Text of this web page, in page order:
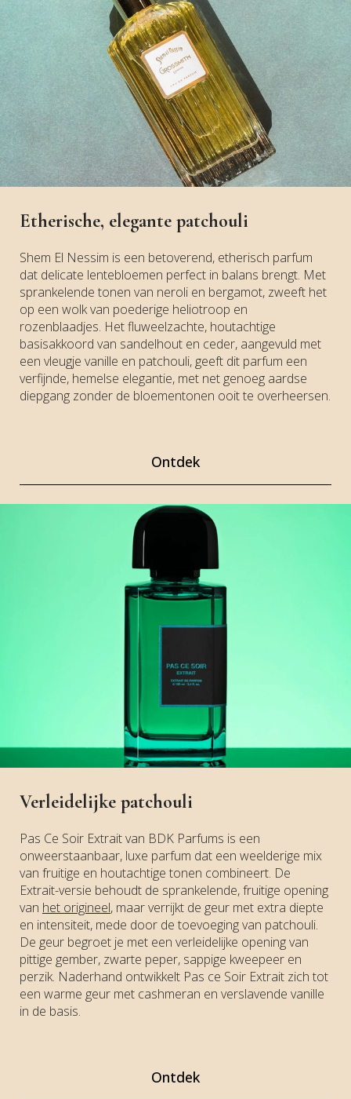
Etherische, elegante patchouli
Shem El Nessim is een betoverend, etherisch parfum
dat delicate lentebloemen perfect in balans brengt. Met
sprankelende tonen van neroli en bergamot, zweeft het
op een wolk van poederige heliotroop en
rozenblaadjes. Het fluweelzachte, houtachtige
basisakkoord van sandelhout en ceder, aangevuld met
een vleugje vanille en patchouli, geeft dit parfum een
verfijnde, hemelse elegantie, met net genoeg aardse
diepgang zonder de bloementonen ooit te overheersen.
Ontdek
Verleidelijke patchouli
Pas Ce Soir Extrait van BDK Parfums is een
onweerstaanbaar, luxe parfum dat een weelderige mix
van fruitige en houtachtige tonen combineert. De
Extrait-versie behoudt de sprankelende, fruitige opening
van het origineel, maar verrijkt de geur met extra diepte
en intensiteit, mede door de toevoeging van patchouli.
De geur begroet je met een verleidelijke opening van
pittige gember, zwarte peper, sappige kweepeer en
perzik. Naderhand ontwikkelt Pas ce Soir Extrait zich tot
een warme geur met cashmeran en verslavende vanille
in de basis.
Ontdek